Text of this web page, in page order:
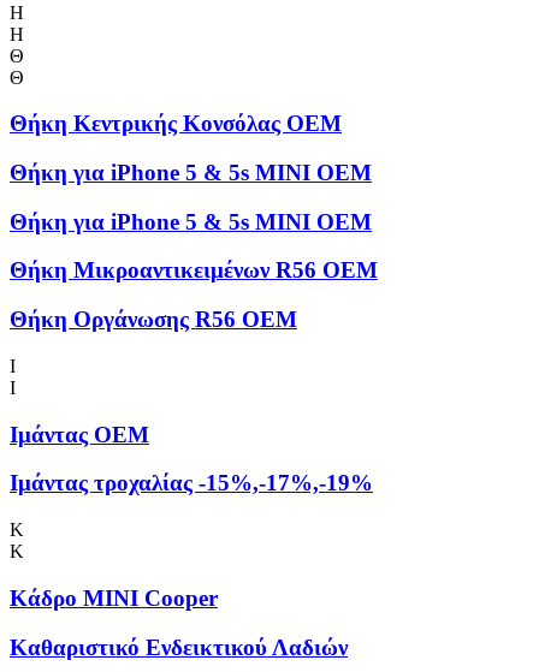
Η
Η
Θ
Θ
Θήκη Kεντρικής Kονσόλας OEM
Θήκη για iPhone 5 & 5s MINI OEM
Θήκη για iPhone 5 & 5s MINI OEM
Θήκη Μικροαντικειμένων R56 OEM
Θήκη Οργάνωσης R56 OEM
Ι
Ι
Ιμάντας OEM
Ιμάντας τροχαλίας -15%,-17%,-19%
Κ
Κ
Κάδρο MINI Cooper
Καθαριστικό Ενδεικτικού Λαδιών